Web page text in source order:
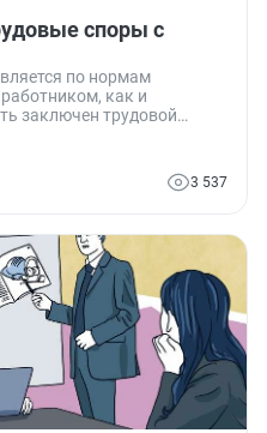
споры с
по нормам
как и
заключен трудовой
и действующих
трудовые споры со
О них и пойдет
3 537